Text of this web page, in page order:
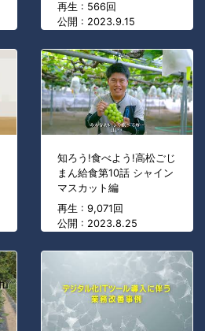
再生 : 566回
公開 : 2023.9.15
知ろう!食べよう!高松ごじ
まん給食第10話 シャイン
マスカット編
再生 : 9,071回
公開 : 2023.8.25